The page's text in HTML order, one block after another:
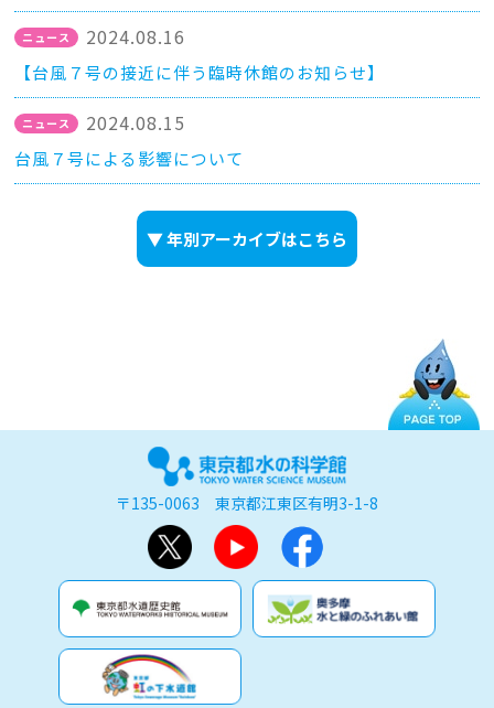
▼ 年別アーカイブはこちら
2024.08.16
【台風７号の接近に伴う臨時休館のお知らせ】
2024.08.15
台風７号による影響について
〒135-0063 東京都江東区有明3-1-8